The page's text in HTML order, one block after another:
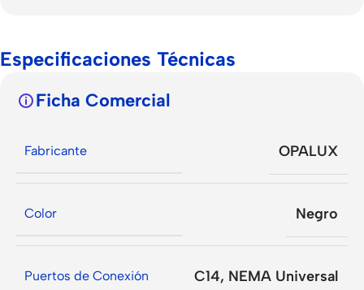
Especificaciones Técnicas
Ficha Comercial
Fabricante OPALUX
Color Negro
Puertos de Conexión C14, NEMA Universal